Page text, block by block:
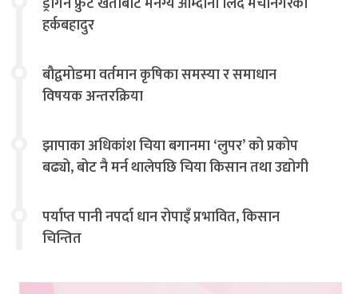
हर्कबहादुर
बौद्वमोडमा वर्तमान कृषिका समस्या र समाधान
विषयक अन्तरक्रिया
झापाका अधिकांश चिया बगानमा ‘लुपर’ को प्रकोप
बढ्यो, बोट नै मर्न थालेपछि चिया किसान तथा उद्योगी
पर्याप्त पानी नपर्दा धान रोपाइँ प्रभावित, किसान
चिन्तित